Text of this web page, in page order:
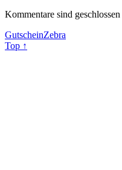
Kommentare sind geschlossen
GutscheinZebra
Top ↑